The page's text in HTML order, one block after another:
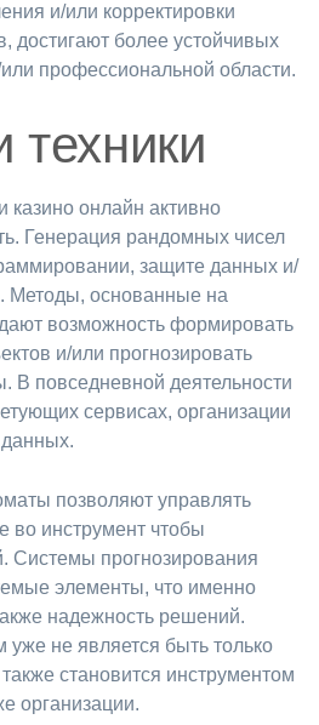
и/или корректировки
достигают более устойчивых
профессиональной области.
казино онлайн активно
Генерация рандомных чисел
защите данных и/
Методы, основанные на
возможность формировать
и/или прогнозировать
В повседневной деятельности
сервисах, организации
данных.
позволяют управлять
во инструмент чтобы
Системы прогнозирования
элементы, что именно
надежность решений.
не является быть только
становится инструментом
организации.